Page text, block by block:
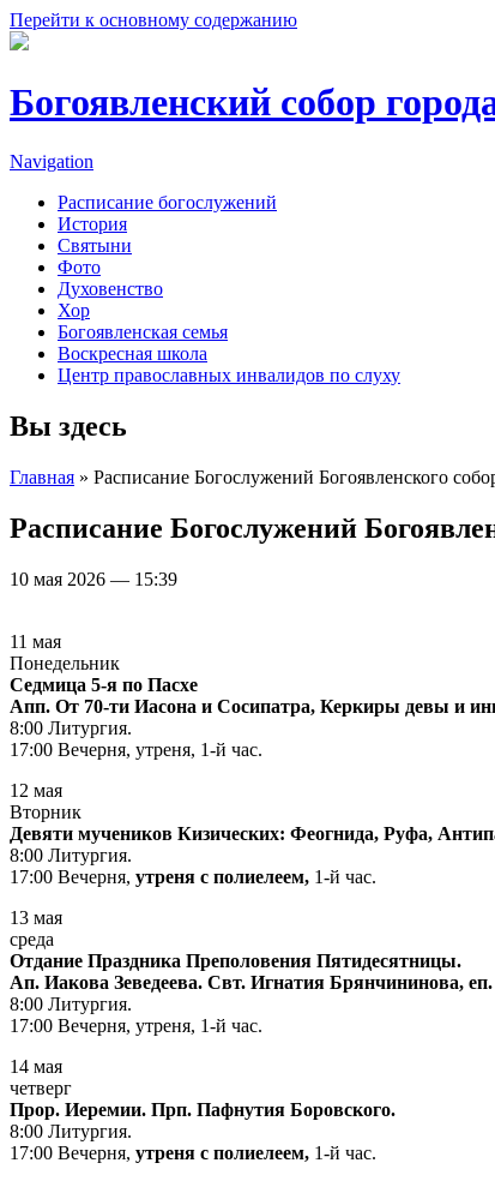
Перейти к основному содержанию
Богоявленский собор
Navigation
Расписание богослужений
История
Святыни
Фото
Духовенство
Хор
Богоявленская семья
Воскресная школа
Центр православных инвалидов по слуху
Вы здесь
Главная » Расписание Богослужений Богоявленского
Расписание Богослужений
10 мая 2026 — 15:39
11 мая
Понедельник
Седмица 5-я по Пасхе
Апп. От 70-ти Иасона и Сосипатра, Керкиры девы и
8:00 Литургия.
17:00 Вечерня, утреня, 1-й час.
12 мая
Вторник
Девяти мучеников Кизических: Феогнида, Руфа,
8:00 Литургия.
17:00 Вечерня, утреня с полиелеем, 1-й час.
13 мая
среда
Отдание Праздника Преполовения Пятидесятницы.
Ап. Иакова Зеведеева. Свт. Игнатия Брянчининова, еп.
8:00 Литургия.
17:00 Вечерня, утреня, 1-й час.
14 мая
четверг
Прор. Иеремии. Прп. Пафнутия Боровского.
8:00 Литургия.
17:00 Вечерня, утреня с полиелеем, 1-й час.